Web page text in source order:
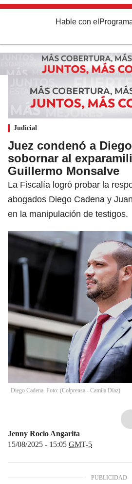
Hable con el
Judicial
Juez condenó a
sobornar al
Guillermo Monsalve
La Fiscalía logró probar la
abogados Diego Cadena y
en la manipulación de testigos.
Diego Cadena. Foto: (Colprensa - Camila Díaz)
Jenny Rocio Angarita
15/08/2025 - 15:05 GMT-5